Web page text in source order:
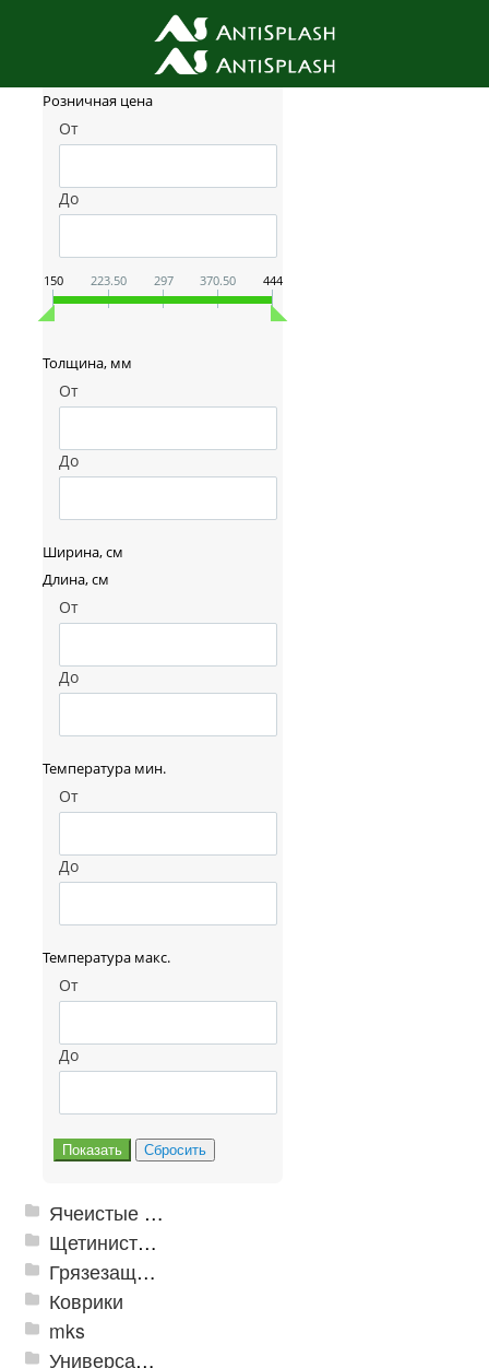
Фильтр товаров
Розничная цена
От
До
150 223.50 297 370.50 444
Толщина, мм
От
До
Ширина, см
Длина, см
От
До
Температура мин.
От
До
Температура макс.
От
До
Ячеистые грязезащитные покрытия
Щетинистые покрытия
Грязезащитные, влаговпитывающие покрытия
Коврики
mks
Универсальные модульные покрытия